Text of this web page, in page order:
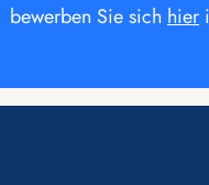
bewerben Sie sich hier